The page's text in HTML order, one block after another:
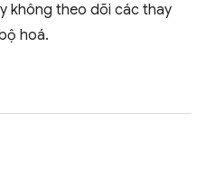
không theo dõi các thay
hoá.